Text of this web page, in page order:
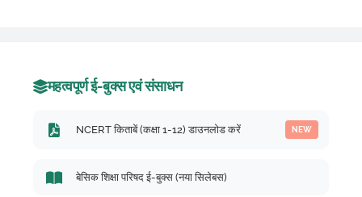
महत्वपूर्ण ई-बुक्स एवं संसाधन
NCERT किताबें (कक्षा 1-12) डाउनलोड करें NEW
बेसिक शिक्षा परिषद ई-बुक्स (नया सिलेबस)